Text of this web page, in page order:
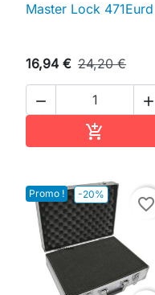
Master Lock 471Eurd
16,94 € 24,20 €
 

Promo ! -20%
favorite_border